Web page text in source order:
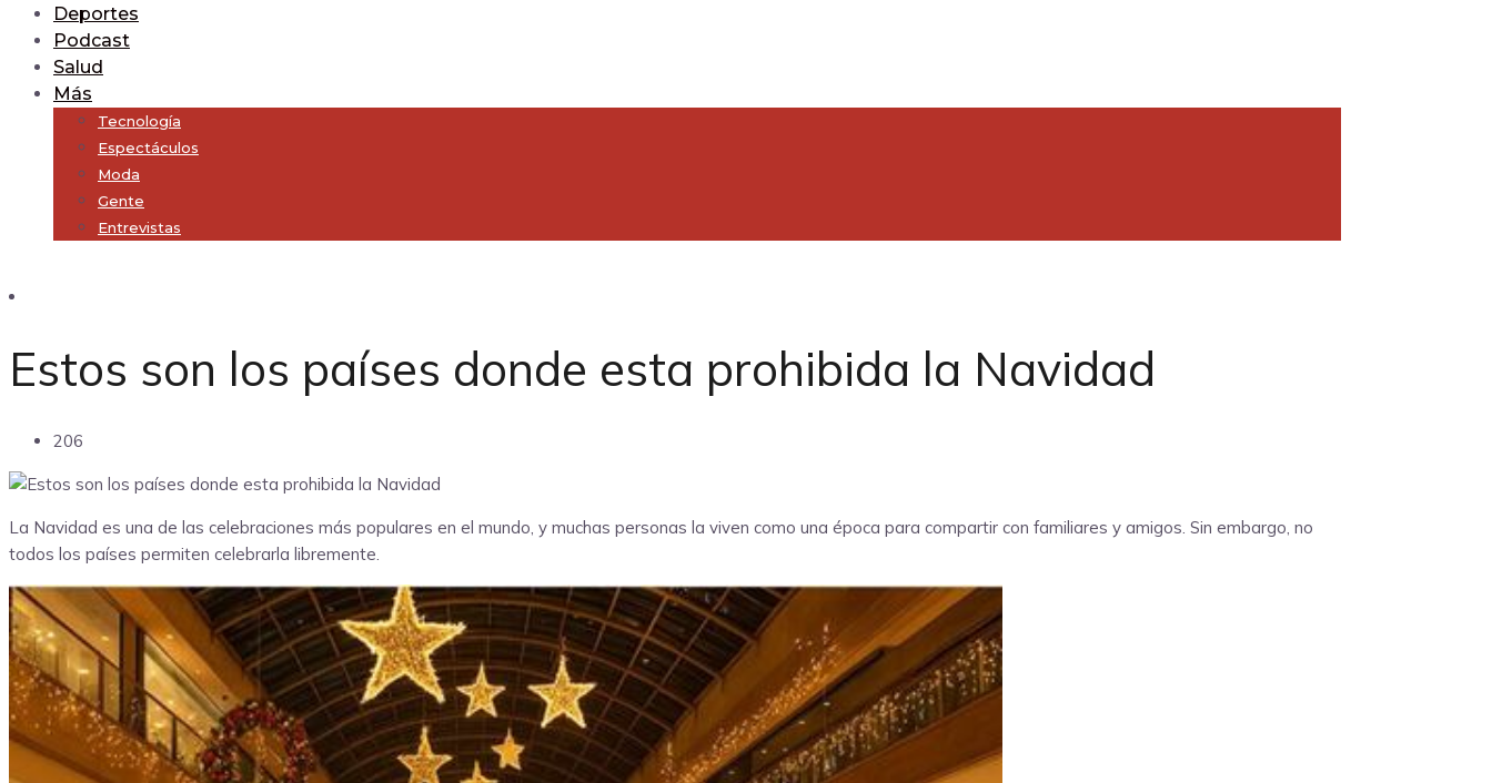
Deportes
Podcast
Salud
Más
Tecnología
Espectáculos
Moda
Gente
Entrevistas
Estos son los países donde esta prohibida la Navidad
206
La Navidad es una de las celebraciones más populares en el mundo, y muchas personas la viven como una época para compartir con familiares y amigos. Sin embargo, no
todos los países permiten celebrarla libremente.